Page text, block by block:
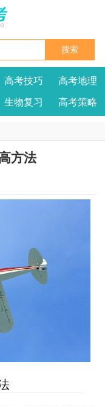
高考技巧 高考地理
生物复习 高考策略
方法